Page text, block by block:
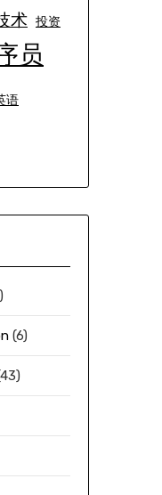
术 投资
员
语
(6)